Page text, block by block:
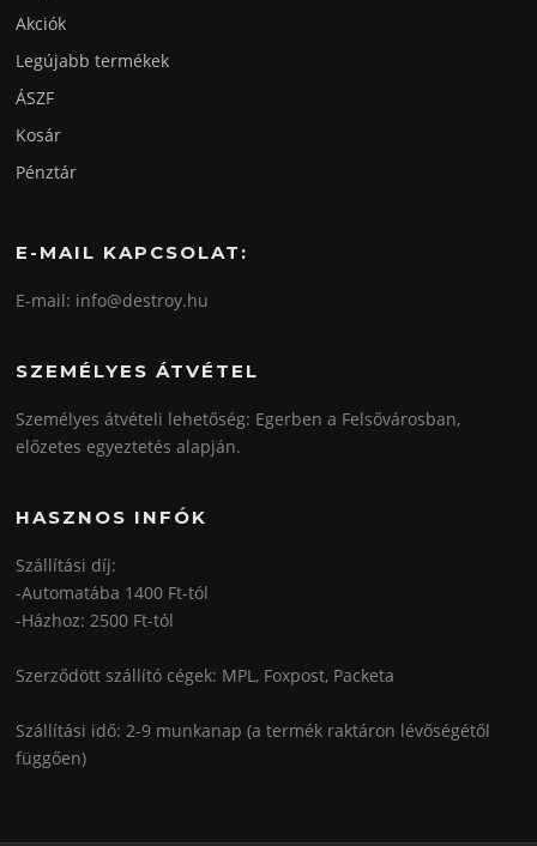
Akciók
Legújabb termékek
ÁSZF
Kosár
Pénztár
E-MAIL KAPCSOLAT:
E-mail: info@destroy.hu
SZEMÉLYES ÁTVÉTEL
Személyes átvételi lehetőség: Egerben a Felsővárosban,
előzetes egyeztetés alapján.
HASZNOS INFÓK
Szállítási díj:
-Automatába 1400 Ft-tól
-Házhoz: 2500 Ft-tól
Szerződött szállító cégek: MPL, Foxpost, Packeta
Szállítási idő: 2-9 munkanap (a termék raktáron lévőségétől
függően)